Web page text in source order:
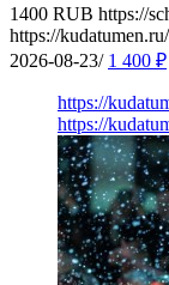
1400 RUB https://
https://
2026-08-23/ 1 400 ₽
https://
https://